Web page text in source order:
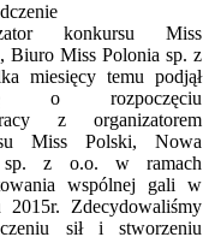
konkursu Miss
Biuro Miss Polonia sp. z
miesięcy temu podjął
o rozpoczęciu
z organizatorem
Miss Polski, Nowa
sp. z o.o. w ramach
wspólnej gali w
2015r. Zdecydowaliśmy
sił i stworzeniu